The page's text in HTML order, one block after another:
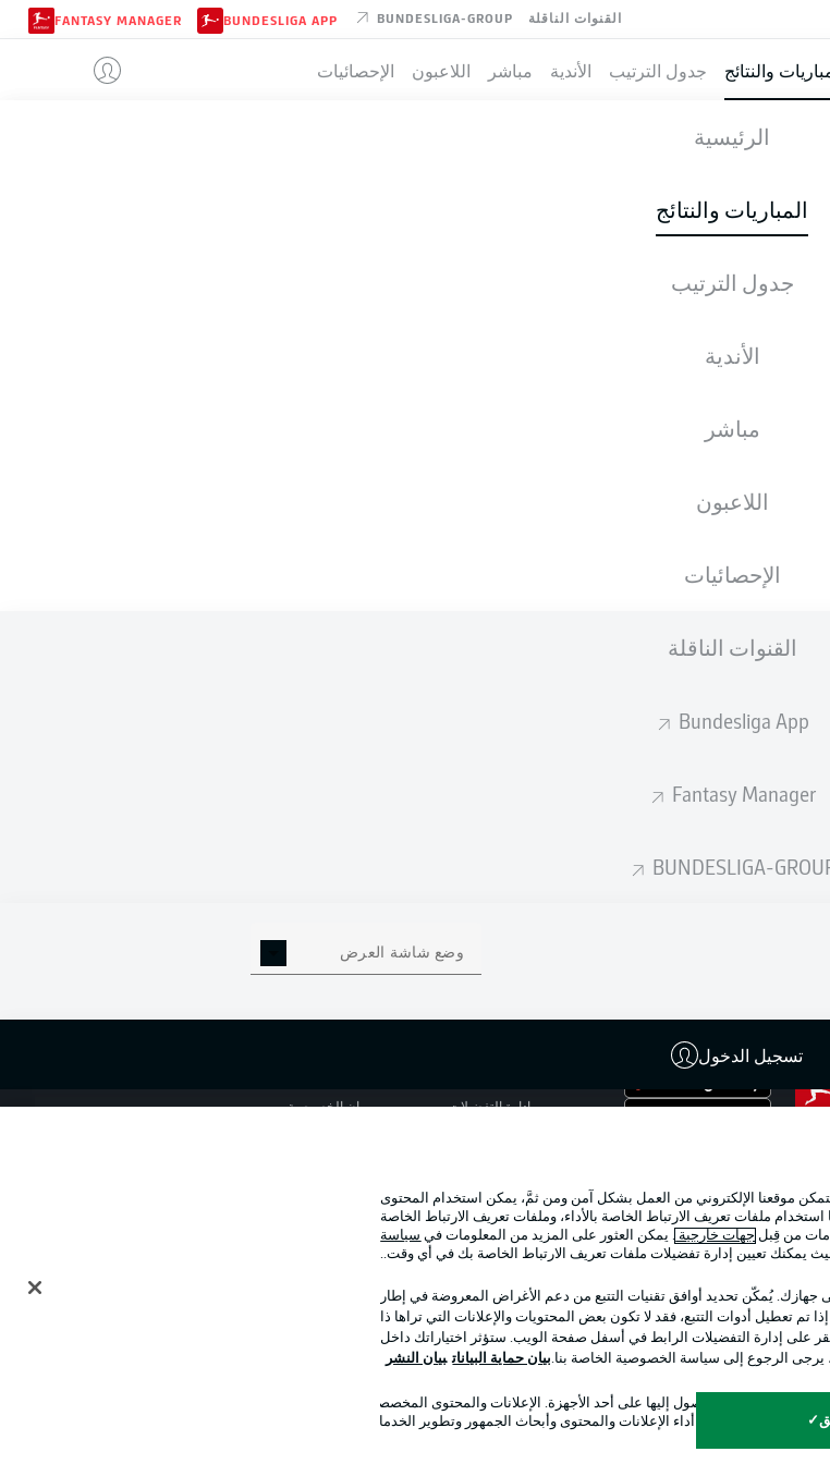
القنوات الناقلة BUNDESLIGA-GROUP
BUNDESLIGA APP
FANTASY MANAGER
والنتائج جدول الترتيب الأندية مباشر اللاعبون الإحصائيات
الرئيسية
المباريات والنتائج
جدول الترتيب
الأندية
مباشر
اللاعبون
الإحصائيات
القنوات الناقلة
Bundesliga App
Fantasy Manager
BUNDESLIGA-
وضع شاشة العرض
تسجيل الدخول
التشكيلات
إدارة التفضيلات بيان الخصوصية
اللاعبون
اختر اللغة
العربية
موقعنا الإلكتروني من العمل بشكل آمن ومن ثمَّ، يمكن استخدام المحتوى
ملفات تعريف الارتباط الخاصة بالأداء، وملفات تعريف الارتباط الخاصة
من قِبل جهات خارجية . يمكن العثور على المزيد من المعلومات في سياسة
يمكنك تعيين إدارة تفضيلات ملفات تعريف الارتباط الخاصة بك في أي وقت..
جهازك. يُمكّن تحديد أوافق تقنيات التتبع من دعم الأغراض المعروضة في إطار
تعطيل أدوات التتبع، فقد لا تكون بعض المحتويات والإعلانات التي تراها ذا
على إدارة التفضيلات الرابط في أسفل صفحة الويب. ستؤثر اختياراتك داخل
يرجى الرجوع إلى سياسة الخصوصية الخاصة بنا.بيان حماية البيانات بيان النشر
و/أو الوصول إليها على أحد الأجهزة. الإعلانات والمحتوى المخصصان
وقياس أداء الإعلانات والمحتوى وأبحاث الجمهور وتطوير الخدمات.